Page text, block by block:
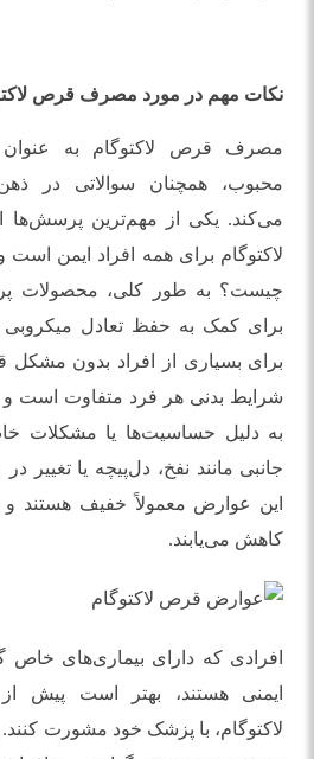
نکات مهم در مورد مصرف قرص
مصرف قرص لاکتوگام به عنوان
محبوب، همچنان سوالاتی در
می‌کند. یکی از مهم‌ترین
لاکتوگام برای همه افراد ایمن
چیست؟ به طور کلی، محصولات
برای کمک به حفظ تعادل
برای بسیاری از افراد بدون مشکل
شرایط بدنی هر فرد متفاوت است
به دلیل حساسیت‌ها یا مشکلات
جانبی مانند نفخ، دل‌پیچه یا تغییر
این عوارض معمولاً خفیف هستند
کاهش می‌یابند.
افرادی که دارای بیماری‌های
ایمنی هستند، بهتر است
لاکتوگام، با پزشک خود مشورت کنند.